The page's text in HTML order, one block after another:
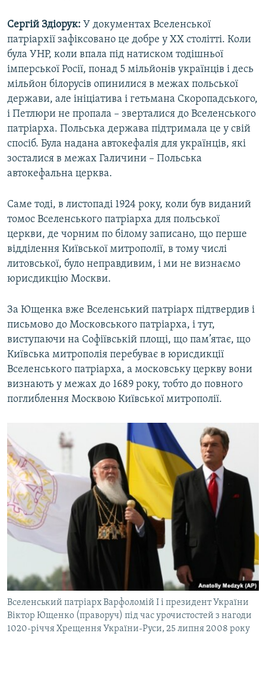
Сергій Здіорук: У документах Вселенської
патріархії зафіксовано це добре у ХХ столітті. Коли
була УНР, коли впала під натиском тодішньої
імперської Росії, понад 5 мільйонів українців і десь
мільйон білорусів опинилися в межах польської
держави, але ініціатива і гетьмана Скоропадського,
і Петлюри не пропала – зверталися до Вселенського
патріарха. Польська держава підтримала це у свій
спосіб. Була надана автокефалія для українців, які
зосталися в межах Галичини – Польська
автокефальна церква.​
Саме тоді, в листопаді 1924 року, коли був виданий
томос Вселенського патріарха для польської
церкви, де чорним по білому записано, що перше
відділення Київської митрополії, в тому числі
литовської, було неправдивим, і ми не визнаємо
юрисдикцію Москви.
За Ющенка вже Вселенський патріарх підтвердив і
письмово до Московського патріарха, і тут,
виступаючи на Софіївській площі, що пам’ятає, що
Київська митрополія перебуває в юрисдикції
Вселенського патріарха, а московську церкву вони
визнають у межах до 1689 року, тобто до повного
поглиблення Москвою Київської митрополії.
Вселенський патріарх Варфоломій I і президент України
Віктор Ющенко (праворуч) під час урочистостей з нагоди
1020-річчя Хрещення України-Руси, 25 липня 2008 року